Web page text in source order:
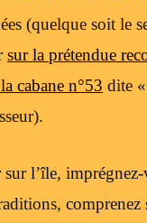
(quelque soit le
sur la prétendue
cabane n°53 dite
sur l’île,